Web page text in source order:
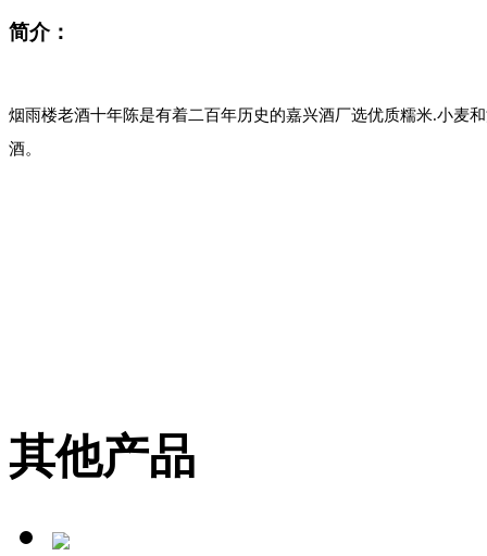
简介：
烟雨楼老酒十年陈是有着二百年历史的嘉兴酒厂选优质糯米.小麦
酒。
其他产品